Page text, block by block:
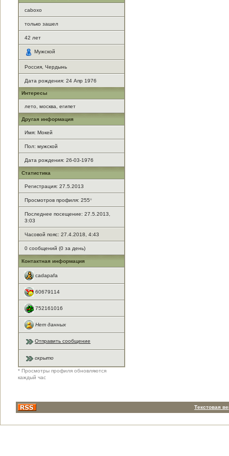
caboxo
только зашел
42 лет
Мужской
Россия, Чердынь
Дата рождения: 24 Апр 1976
Интересы
лето, москва, египет
Другая информация
Имя: Мокей
Пол: мужской
Дата рождения: 26-03-1976
Статистика
Регистрация: 27.5.2013
Просмотров профиля: 255*
Последнее посещение: 27.5.2013,
3:03
Часовой пояс: 27.4.2018, 4:43
0 сообщений (0 за день)
Контактная информация
cadapafa
60679114
752161016
Нет данных
Отправить сообщение
скрыто
* Просмотры профиля обновляются
каждый час
Текстовая